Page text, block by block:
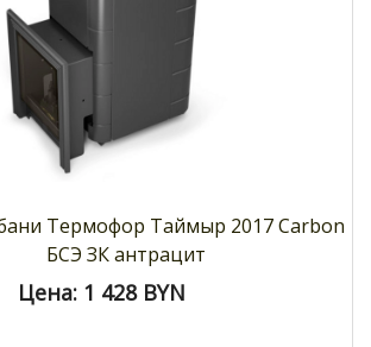
Термофор Таймыр 2017 Carbon
БСЭ ЗК антрацит
Цена: 1 428 BYN